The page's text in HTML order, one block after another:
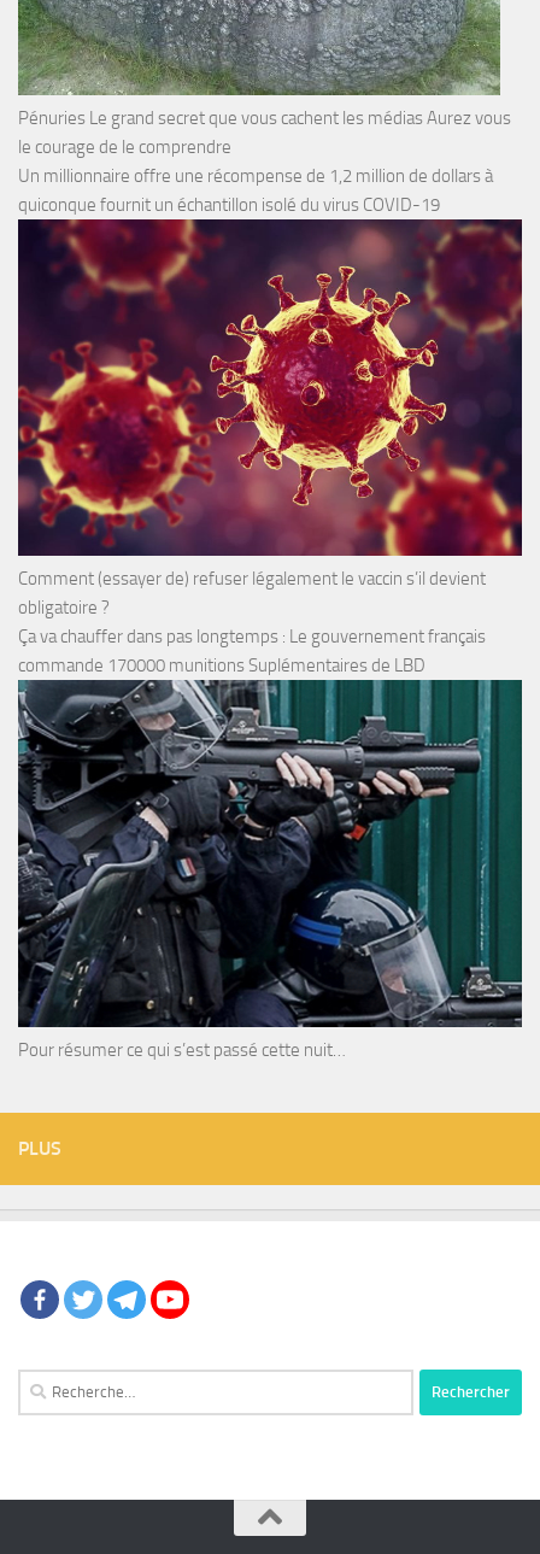
Pénuries Le grand secret que vous cachent les médias Aurez vous
le courage de le comprendre
Un millionnaire offre une récompense de 1,2 million de dollars à
quiconque fournit un échantillon isolé du virus COVID-19
Comment (essayer de) refuser légalement le vaccin s’il devient
obligatoire ?
Ça va chauffer dans pas longtemps : Le gouvernement français
commande 170000 munitions Suplémentaires de LBD
Pour résumer ce qui s’est passé cette nuit…
PLUS
Rechercher :